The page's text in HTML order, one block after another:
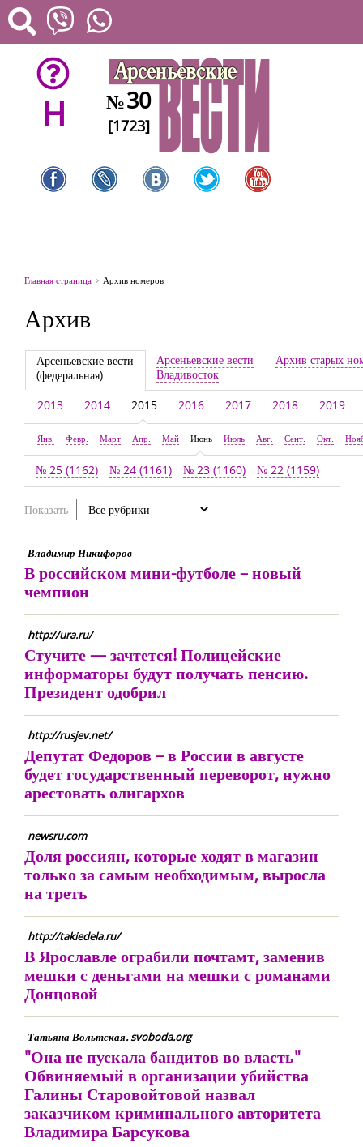
H №30
[1723]
Главная страница Архив номеров
Архив
Арсеньевские вести
(федеральная)
Арсеньевские вести
Владивосток
Архив старых
2013 2014 2015 2016 2017 2018 2019
Янв. Февр. Март Апр. Май Июнь Июль Авг. Сент. Окт.
№ 25 (1162) № 24 (1161) № 23 (1160) № 22 (1159)
Показать
Владимир Никифоров
В российском мини-футболе – новый
чемпион
http://ura.ru/
Стучите — зачтется! Полицейские
информаторы будут получать пенсию.
Президент одобрил
http://rusjev.net/
Депутат Федоров – в России в августе
будет государственный переворот, нужно
арестовать олигархов
newsru.com
Доля россиян, которые ходят в магазин
только за самым необходимым, выросла
на треть
http://takiedela.ru/
В Ярославле ограбили почтамт, заменив
мешки с деньгами на мешки с романами
Донцовой
Татьяна Вольтская. svoboda.org
"Она не пускала бандитов во власть"
Обвиняемый в организации убийства
Галины Старовойтовой назвал
заказчиком криминального авторитета
Владимира Барсукова